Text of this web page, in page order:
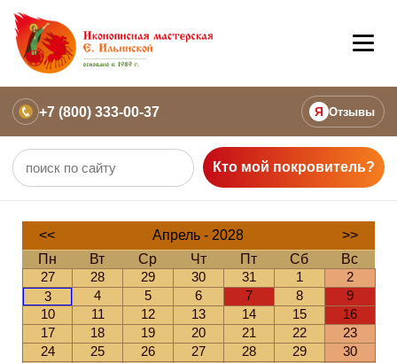
+7 (800) 333-00-37 Я Отзывы
Кто мой покровитель?
<< Апрель - 2028
>>
Пн
Вт Ср Чт Пт Сб
Вс
27
28 29 30 31 1
2
3
4 5 6 7 8
9
10
11 12 13 14 15
16
17
18 19 20 21 22
23
24
25 26 27 28 29
30